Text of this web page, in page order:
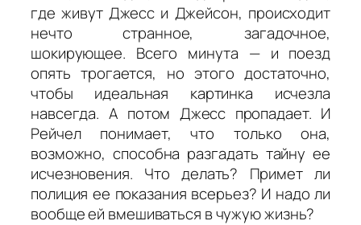
где живут Джесс и Джейсон, происходит
нечто странное, загадочное,
шокирующее. Всего минута — и поезд
опять трогается, но этого достаточно,
чтобы идеальная картинка исчезла
навсегда. А потом Джесс пропадает. И
Рейчел понимает, что только она,
возможно, способна разгадать тайну ее
исчезновения. Что делать? Примет ли
полиция ее показания всерьез? И надо ли
вообще ей вмешиваться в чужую жизнь?